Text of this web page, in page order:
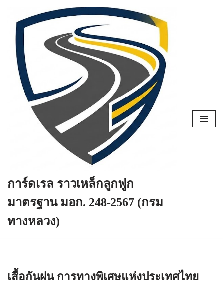
Skip
content
การ์ดเรล ราวเหล็กลูกฟูก
มาตรฐาน มอก. 248-2567 (กรม
ทางหลวง)
เสื้อกันฝน การทางพิเศษแห่งประเทศไทย